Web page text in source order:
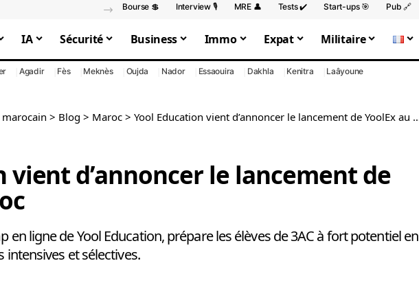
Bourse 💲 Interview 🎙️ MRE 👤 Tests ✔️ Start-ups 🎯 Pub 🔗
IA Sécurité Business Immo Expat Militaire
Agadir Fès Meknès Oujda Nador Essaouira Dakhla Kenitra Laâyoune
> Blog > Maroc > Yool Education vient d’annoncer le lancement de YoolEx au Maroc
vient d’annoncer le lancement de
en ligne de Yool Education, prépare les élèves de 3AC à fort potentiel en
et sélectives.